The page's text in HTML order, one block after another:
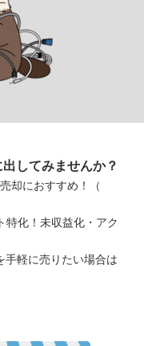
してみませんか？
却におすすめ！（
特化！未収益化・アク
手軽に売りたい場合は